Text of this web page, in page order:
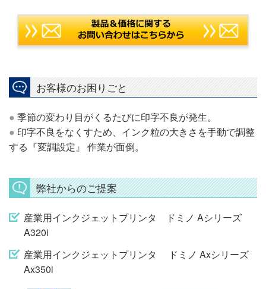
お客様のお困りごと
● 季節の変わり目がくるたびに印字不良が発生。
● 印字不良をなくすため、インク粒の大きさを手動で調整
する『変調設定』 作業が面倒。
弊社からのご提案
産業用インクジェットプリンタ ドミノ Aシリーズ
A320i
産業用インクジェットプリンタ ドミノ Axシリーズ
Ax350i